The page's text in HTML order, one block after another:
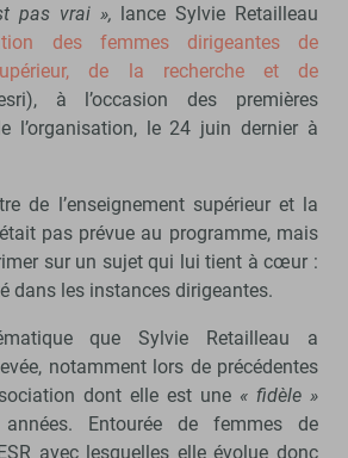
pas vrai », lance Sylvie Retailleau
des femmes dirigeantes de
de la recherche et de
à l’occasion des premières
l’organisation, le 24 juin dernier à
de l’enseignement supérieur et la
pas prévue au programme, mais
sur un sujet qui lui tient à cœur :
dans les instances dirigeantes.
que Sylvie Retailleau a
notamment lors de précédentes
dont elle est une « fidèle »
Entourée de femmes de
avec lesquelles elle évolue donc